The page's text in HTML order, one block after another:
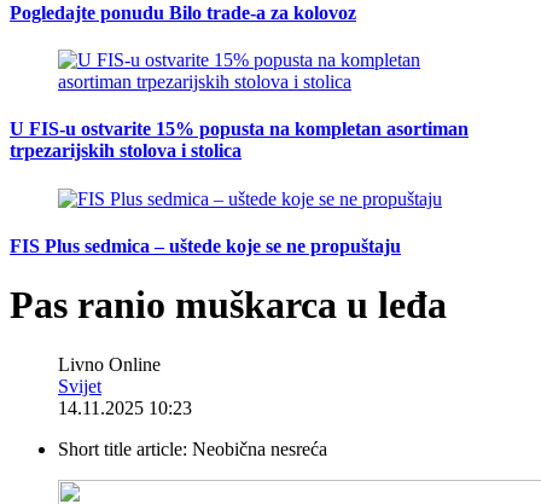
Pogledajte ponudu Bilo trade-a za kolovoz
U FIS-u ostvarite 15% popusta na kompletan asortiman
trpezarijskih stolova i stolica
FIS Plus sedmica – uštede koje se ne propuštaju
Pas ranio muškarca u leđa
Livno Online
Svijet
14.11.2025 10:23
Short title article: Neobična nesreća